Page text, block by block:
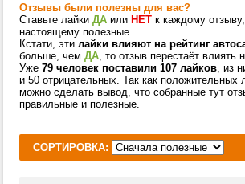
Отзывы были полезны для вас?
Ставьте лайки ДА или НЕТ к каждому
настоящему полезные.
Кстати, эти лайки влияют на рейтинг
больше, чем ДА, то отзыв перестаёт влиять
Уже 79 человек поставили 107 лайков, из
и 50 отрицательных. Так как положительных
можно сделать вывод, что собранные тут
правильные и полезные.
СОРТИРОВКА: